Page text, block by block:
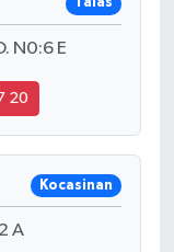
Talas
N0:6 E
20
Kocasinan
A